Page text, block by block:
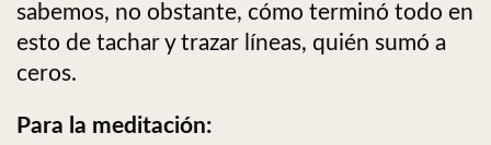
sabemos, no obstante, cómo terminó todo en
esto de tachar y trazar líneas, quién sumó a
ceros.
Para la meditación: